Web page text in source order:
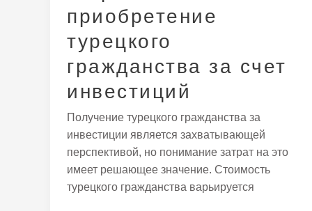
приобретение
турецкого
гражданства за счет
инвестиций
Получение турецкого гражданства за
инвестиции является захватывающей
перспективой, но понимание затрат на это
имеет решающее значение. Стоимость
турецкого гражданства варьируется